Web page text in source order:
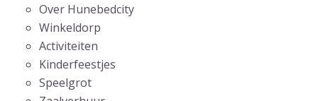
Over Hunebedcity
Winkeldorp
Activiteiten
Kinderfeestjes
Speelgrot